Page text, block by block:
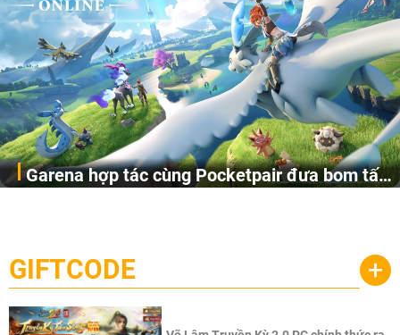
Garena hợp tác cùng Pocketpair đưa bom tấn
cầu, theo giấy phép chính thức từ công ty game Nhật Bản
Pocketpair, Inc.
GIFTCODE +